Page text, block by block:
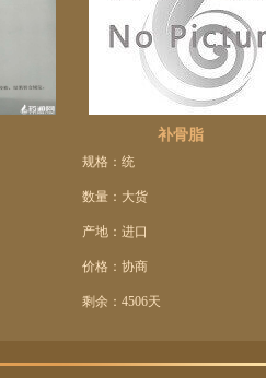
补骨脂
规格：统
数量：大货
产地：进口
价格：协商
剩余：4506天